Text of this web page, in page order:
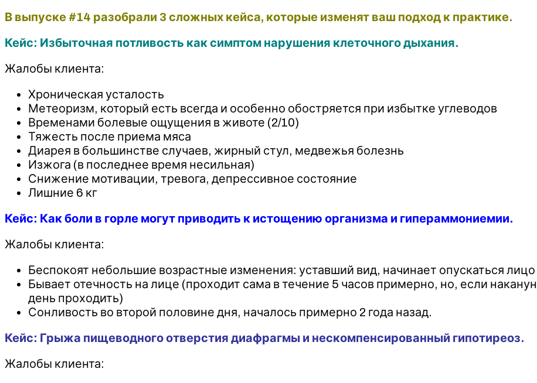
В выпуске #14 разобрали 3 сложных кейса, которые изменят ваш подход к практике.
Кейс: Избыточная потливость как симптом нарушения клеточного дыхания.
Жалобы клиента:
Хроническая усталость
Метеоризм, который есть всегда и особенно обостряется при избытке углеводов
Временами болевые ощущения в животе (2/10)
Тяжесть после приема мяса
Диарея в большинстве случаев, жирный стул, медвежья болезнь
Изжога (в последнее время несильная)
Снижение мотивации, тревога, депрессивное состояние
Лишние 6 кг
Кейс: Как боли в горле могут приводить к истощению организма и гипераммониемии.
Жалобы клиента:
Беспокоят небольшие возрастные изменения: уставший вид, начинает опускаться лицо
Бывает отечность на лице (проходит сама в течение 5 часов примерно, но, если
день проходить)
Сонливость во второй половине дня, началось примерно 2 года назад.
Кейс: Грыжа пищеводного отверстия диафрагмы и нескомпенсированный гипотиреоз.
Жалобы клиента: